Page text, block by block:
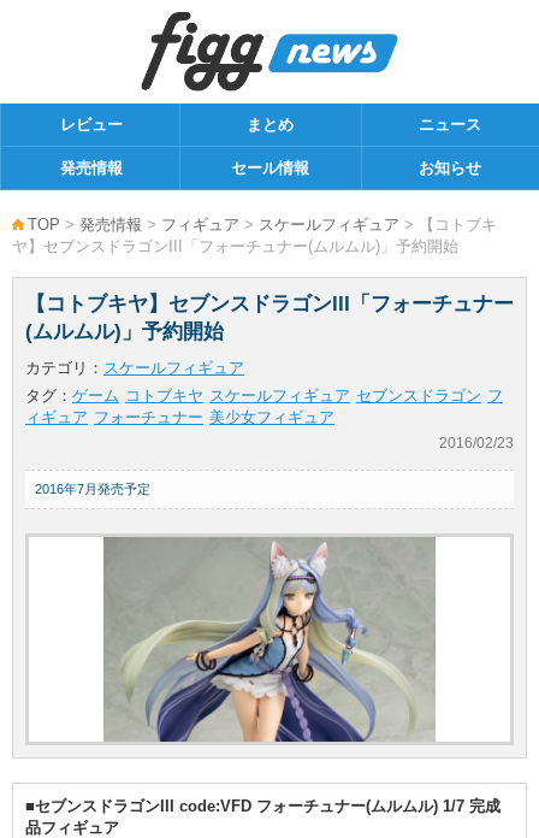
レビュー まとめ ニュース
発売情報 セール情報 お知らせ
TOP > 発売情報 > フィギュア > スケールフィギュア > 【コトブキ
ヤ】セブンスドラゴンIII「フォーチュナー(ムルムル)」予約開始
【コトブキヤ】セブンスドラゴンIII「フォーチュナー
(ムルムル)」予約開始
カテゴリ： スケールフィギュア
タグ： ゲーム コトブキヤ スケールフィギュア セブンスドラゴン フ
ィギュア フォーチュナー 美少女フィギュア
2016/02/23
2016年7月発売予定
■セブンスドラゴンIII code:VFD フォーチュナー(ムルムル) 1/7 完成
品フィギュア